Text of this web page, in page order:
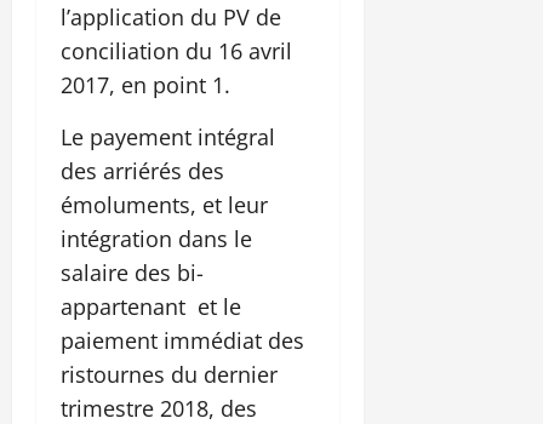
l’application du PV de
conciliation du 16 avril
2017, en point 1.
Le payement intégral
des arriérés des
émoluments, et leur
intégration dans le
salaire des bi-
appartenant et le
paiement immédiat des
ristournes du dernier
trimestre 2018, des